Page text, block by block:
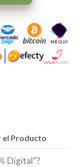
el Producto
Digital”?